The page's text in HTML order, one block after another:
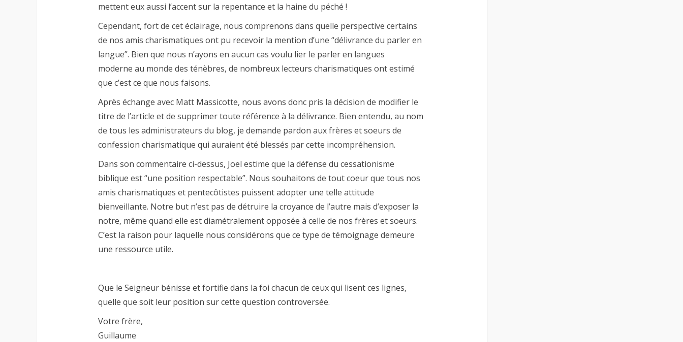
mettent eux aussi l’accent sur la repentance et la haine du péché !
Cependant, fort de cet éclairage, nous comprenons dans quelle perspective certains
de nos amis charismatiques ont pu recevoir la mention d’une “délivrance du parler en
langue”. Bien que nous n’ayons en aucun cas voulu lier le parler en langues
moderne au monde des ténèbres, de nombreux lecteurs charismatiques ont estimé
que c’est ce que nous faisons.
Après échange avec Matt Massicotte, nous avons donc pris la décision de modifier le
titre de l’article et de supprimer toute référence à la délivrance. Bien entendu, au nom
de tous les administrateurs du blog, je demande pardon aux frères et soeurs de
confession charismatique qui auraient été blessés par cette incompréhension.
Dans son commentaire ci-dessus, Joel estime que la défense du cessationisme
biblique est “une position respectable”. Nous souhaitons de tout coeur que tous nos
amis charismatiques et pentecôtistes puissent adopter une telle attitude
bienveillante. Notre but n’est pas de détruire la croyance de l’autre mais d’exposer la
notre, même quand elle est diamétralement opposée à celle de nos frères et soeurs.
C’est la raison pour laquelle nous considérons que ce type de témoignage demeure
une ressource utile.
Que le Seigneur bénisse et fortifie dans la foi chacun de ceux qui lisent ces lignes,
quelle que soit leur position sur cette question controversée.
Votre frère,
Guillaume